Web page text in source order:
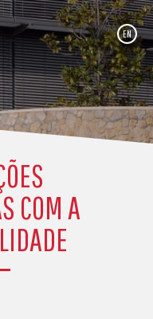
EN
COM A